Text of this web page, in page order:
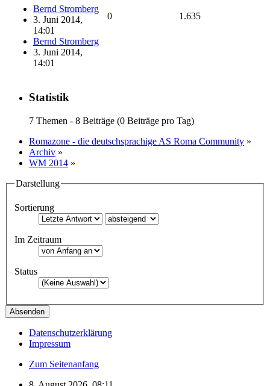
Bernd Stromberg
3. Juni 2014,
14:01
Bernd Stromberg
3. Juni 2014,
14:01
0 1.635
Statistik
7 Themen - 8 Beiträge (0 Beiträge pro Tag)
Romazone - die deutschsprachige AS Roma Community »
Archiv »
WM 2014 »
Darstellung
Sortierung
Im Zeitraum
Status
Datenschutzerklärung
Impressum
Zum Seitenanfang